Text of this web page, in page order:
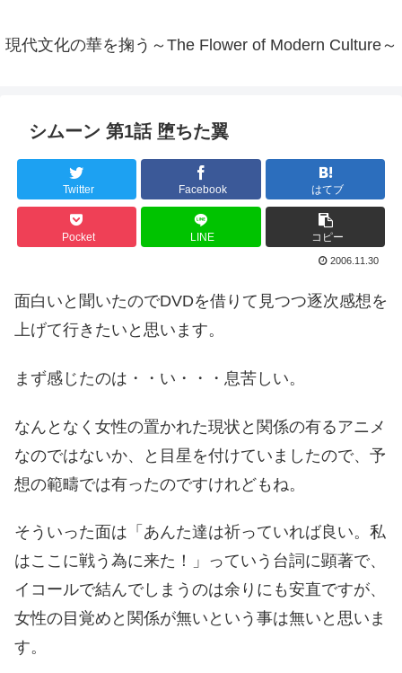
現代文化の華を掬う～The Flower of Modern Culture～
シムーン 第1話 堕ちた翼
Twitter Facebook はてブ
Pocket LINE コピー
2006.11.30
面白いと聞いたのでDVDを借りて見つつ逐次感想を
上げて行きたいと思います。
まず感じたのは・・い・・・息苦しい。
なんとなく女性の置かれた現状と関係の有るアニメ
なのではないか、と目星を付けていましたので、予
想の範疇では有ったのですけれどもね。
そういった面は「あんた達は祈っていれば良い。私
はここに戦う為に来た！」っていう台詞に顕著で、
イコールで結んでしまうのは余りにも安直ですが、
女性の目覚めと関係が無いという事は無いと思いま
す。